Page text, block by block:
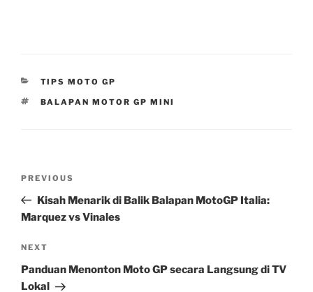
CATEGORIES
TIPS MOTO GP
TAGS
BALAPAN MOTOR GP MINI
Previous
Post
PREVIOUS
Kisah Menarik di Balik Balapan MotoGP Italia:
Marquez vs Vinales
Next
Post
NEXT
Panduan Menonton Moto GP secara Langsung di TV
Lokal